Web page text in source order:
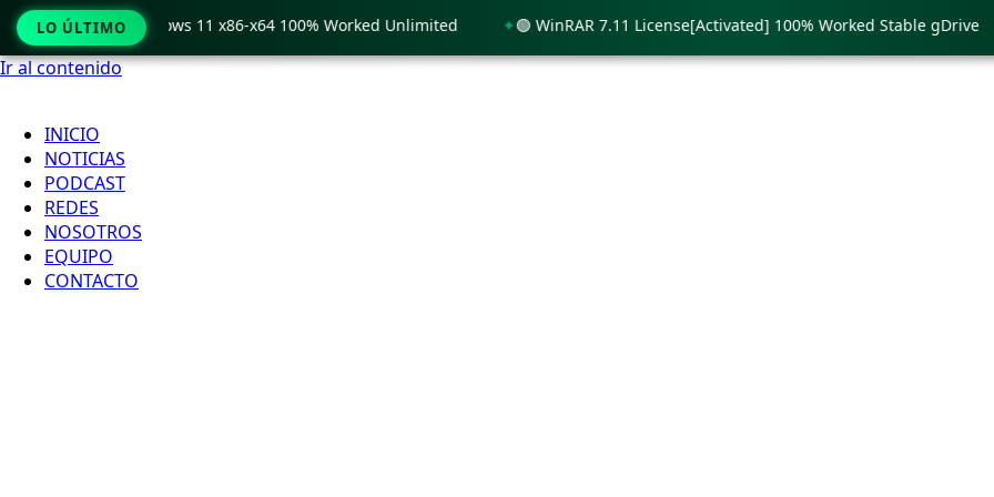
Ir al contenido
INICIO
NOTICIAS
PODCAST
REDES
NOSOTROS
EQUIPO
CONTACTO
LO ÚLTIMO
Crack only Windows 11 x86-x64 100% Worked Unlimited 🟢 WinRAR 7.11 License[Activated] 100% Worked Stable gDrive